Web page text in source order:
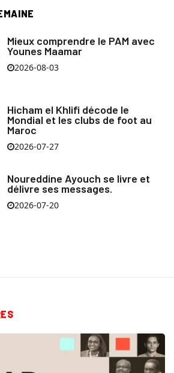
Mieux comprendre le PAM avec
Younes Maamar
2026-08-03
Hicham el Khlifi décode le
Mondial et les clubs de foot au
Maroc
2026-07-27
Noureddine Ayouch se livre et
délivre ses messages.
2026-07-20